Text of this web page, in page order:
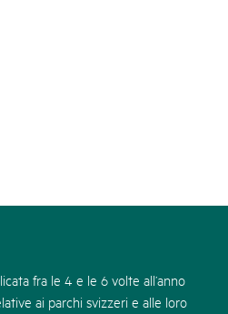
fra le 4 e le 6 volte all’anno
ai parchi svizzeri e alle loro